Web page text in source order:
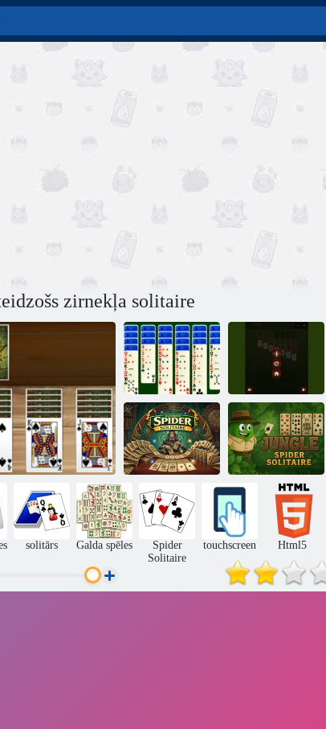
zirnekļa solitaire
Solitaire Spider
2
Solitaire
meistars
Ultimate Spider
Solitaire
Džungļu
zirnekļa pasjanss
solitārs Galda spēles
Spider
Solitaire
touchscreen Html5